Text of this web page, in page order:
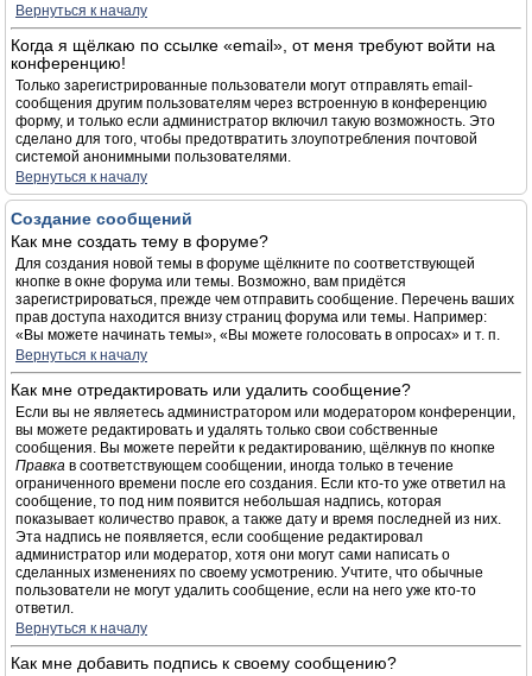
Вернуться к началу
Когда я щёлкаю по ссылке «email», от меня требуют войти на
конференцию!
Только зарегистрированные пользователи могут отправлять email-
сообщения другим пользователям через встроенную в конференцию
форму, и только если администратор включил такую возможность. Это
сделано для того, чтобы предотвратить злоупотребления почтовой
системой анонимными пользователями.
Вернуться к началу
Создание сообщений
Как мне создать тему в форуме?
Для создания новой темы в форуме щёлкните по соответствующей
кнопке в окне форума или темы. Возможно, вам придётся
зарегистрироваться, прежде чем отправить сообщение. Перечень ваших
прав доступа находится внизу страниц форума или темы. Например:
«Вы можете начинать темы», «Вы можете голосовать в опросах» и т. п.
Вернуться к началу
Как мне отредактировать или удалить сообщение?
Если вы не являетесь администратором или модератором конференции,
вы можете редактировать и удалять только свои собственные
сообщения. Вы можете перейти к редактированию, щёлкнув по кнопке
Правка в соответствующем сообщении, иногда только в течение
ограниченного времени после его создания. Если кто-то уже ответил на
сообщение, то под ним появится небольшая надпись, которая
показывает количество правок, а также дату и время последней из них.
Эта надпись не появляется, если сообщение редактировал
администратор или модератор, хотя они могут сами написать о
сделанных изменениях по своему усмотрению. Учтите, что обычные
пользователи не могут удалить сообщение, если на него уже кто-то
ответил.
Вернуться к началу
Как мне добавить подпись к своему сообщению?